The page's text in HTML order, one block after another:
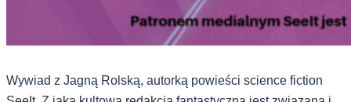
Wywiad z Jagną Rolską, autorką powieści science fiction